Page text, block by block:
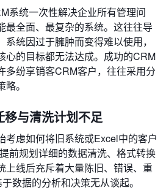
系统一次性解决企业所有管理问
最全面、最复杂的系统。这往往导
统因过于臃肿而变得难以使用，
心的目标都无法达成。成功的CRM
多纷享销客CRM客户，往往采用分
。
与清洗计划不足
考虑如何将旧系统或Excel中的客户
前规划详细的数据清洗、格式转换
上线后充斥着大量陈旧、错误、重
数据的分析和决策无从谈起。